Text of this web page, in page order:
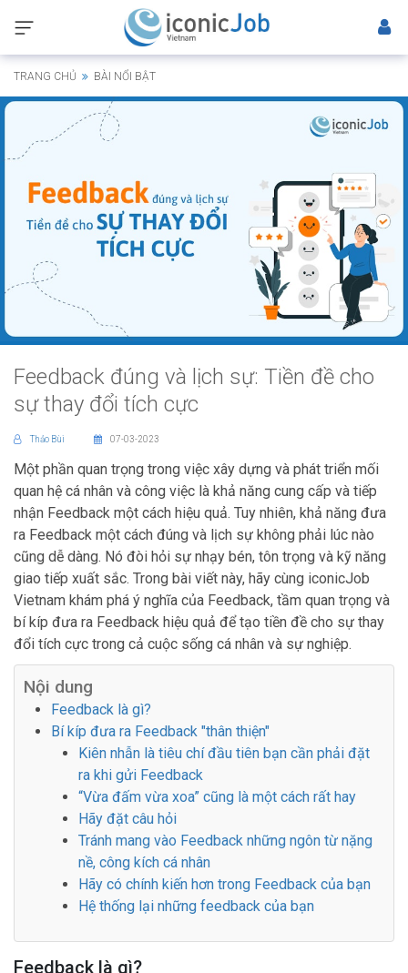
TRANG CHỦ BÀI NỔI BẬT
Feedback đúng và lịch sự: Tiền đề cho
sự thay đổi tích cực
Thảo Bùi 07-03-2023
Một phần quan trọng trong việc xây dựng và phát triển mối
quan hệ cá nhân và công việc là khả năng cung cấp và tiếp
nhận Feedback một cách hiệu quả. Tuy nhiên, khả năng đưa
ra Feedback một cách đúng và lịch sự không phải lúc nào
cũng dễ dàng. Nó đòi hỏi sự nhạy bén, tôn trọng và kỹ năng
giao tiếp xuất sắc. Trong bài viết này, hãy cùng iconicJob
Vietnam khám phá ý nghĩa của Feedback, tầm quan trọng và
bí kíp đưa ra Feedback hiệu quả để tạo tiền đề cho sự thay
đổi tích cực trong cả cuộc sống cá nhân và sự nghiệp.
Nội dung
Feedback là gì?
Bí kíp đưa ra Feedback "thân thiện"
Kiên nhẫn là tiêu chí đầu tiên bạn cần phải đặt
ra khi gửi Feedback
“Vừa đấm vừa xoa” cũng là một cách rất hay
Hãy đặt câu hỏi
Tránh mang vào Feedback những ngôn từ nặng
nề, công kích cá nhân
Hãy có chính kiến hơn trong Feedback của bạn
Hệ thống lại những feedback của bạn
Feedback là gì?